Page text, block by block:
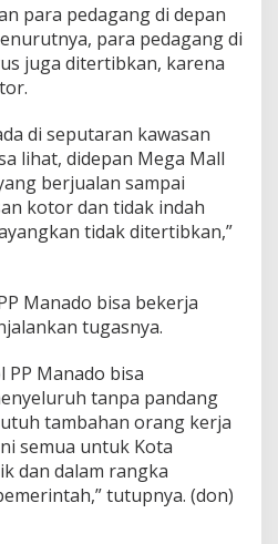
para pedagang di depan
para pedagang di
juga ditertibkan, karena
di seputaran kawasan
lihat, didepan Mega Mall
berjualan sampai
kotor dan tidak indah
tidak ditertibkan,”
Manado bisa bekerja
tugasnya.
PP Manado bisa
tanpa pandang
tambahan orang kerja
semua untuk Kota
dan dalam rangka
tutupnya. (don)